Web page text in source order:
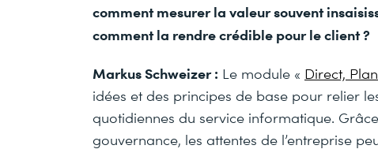
comment mesurer la valeur souvent
comment la rendre crédible pour le client ?
Markus Schweizer : Le module « Direct,
idées et des principes de base pour relier
quotidiennes du service informatique.
gouvernance, les attentes de l’entreprise